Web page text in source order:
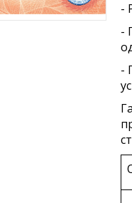
-
-
-